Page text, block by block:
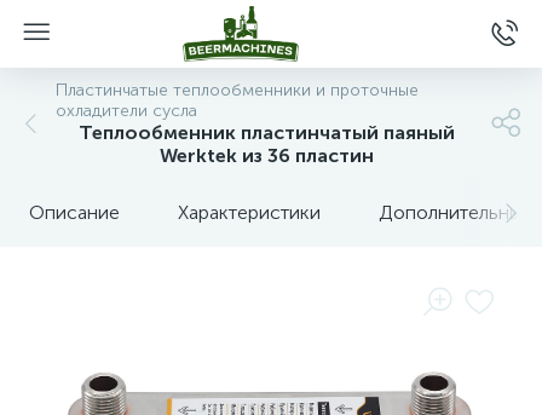
Пластинчатые теплообменники и проточные
охладители сусла
Теплообменник пластинчатый паяный
Werktek из 36 пластин
Описание Характеристики Дополнительные